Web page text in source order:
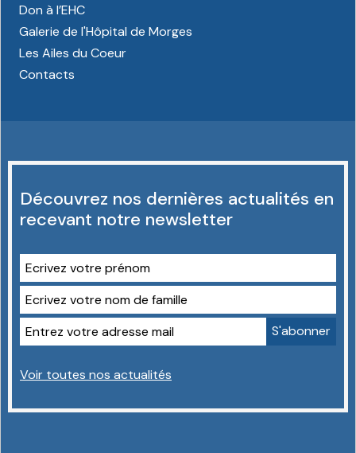
Don à l’EHC
Galerie de l'Hôpital de Morges
Les Ailes du Coeur
Contacts
Découvrez nos dernières actualités en
recevant notre newsletter
Voir toutes nos actualités